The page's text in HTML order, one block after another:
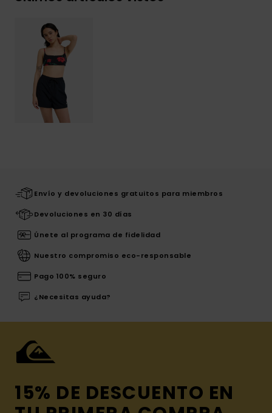
Envío y devoluciones gratuitos para miembros
Devoluciones en 30 días
Únete al programa de fidelidad
Nuestro compromiso eco-responsable
Pago 100% seguro
¿Necesitas ayuda?
15% DE DESCUENTO EN